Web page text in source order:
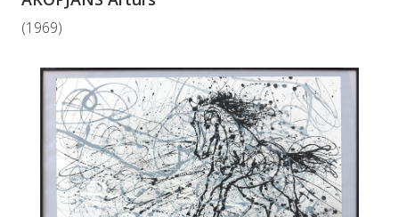
(1969)